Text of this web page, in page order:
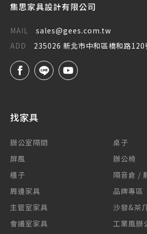
集思家具設計有限公司
MAIL
sales@gees.com.tw
ADD
235026 新北市中和區橋和路
找家具
辦公室隔間
桌子
屏風
辦公椅
櫃子
隔音倉 /
周邊家具
品牌專區
主管室家具
沙發&茶
會議室家具
工業風辦